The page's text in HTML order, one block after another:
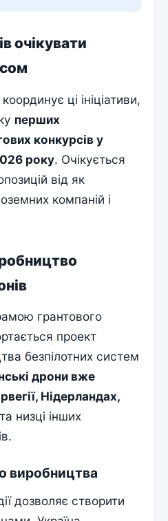
очікувати
ці ініціативи,
перших
конкурсів у
року. Очікується
від як
компаній і
грантового
проект
безпілотних систем
дрони вже
Нідерландах,
та низці інших
виробництва
дозволяє створити